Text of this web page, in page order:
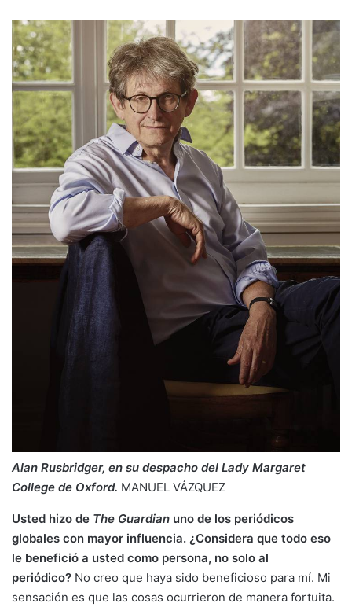
Alan Rusbridger, en su despacho del Lady Margaret
College de Oxford. MANUEL VÁZQUEZ
Usted hizo de The Guardian uno de los periódicos
globales con mayor influencia. ¿Considera que todo eso
le benefició a usted como persona, no solo al
periódico? No creo que haya sido beneficioso para mí. Mi
sensación es que las cosas ocurrieron de manera fortuita.